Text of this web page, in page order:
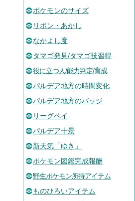
ポケモンのサイズ
リボン・あかし
なかよし度
タマゴ発見/タマゴ技習得
役に立つ人/能力判定/育成
パルデア地方の時間変化
パルデア地方のバッジ
リーグペイ
パルデア十景
新天気「ゆき」
ポケモン図鑑完成報酬
野生ポケモン所持アイテム
ものひろいアイテム